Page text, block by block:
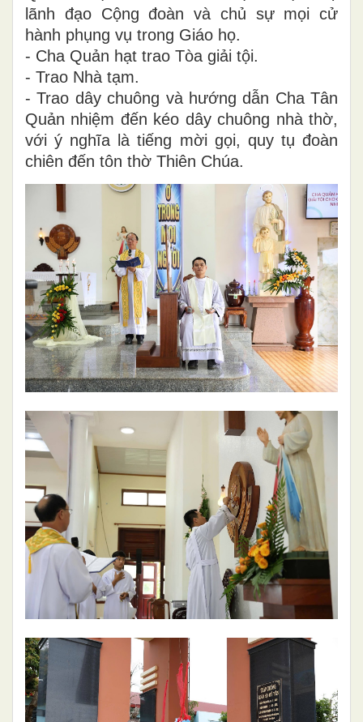
lãnh đạo Cộng đoàn và chủ sự mọi cử
hành phụng vụ trong Giáo họ.
- Cha Quản hạt trao Tòa giải tội.
- Trao Nhà tạm.
- Trao dây chuông và hướng dẫn Cha Tân
Quản nhiệm đến kéo dây chuông nhà thờ,
với ý nghĩa là tiếng mời gọi, quy tụ đoàn
chiên đến tôn thờ Thiên Chúa.